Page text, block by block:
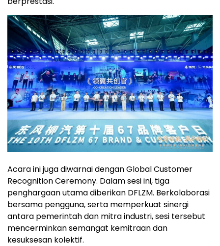
Acara ini juga diwarnai dengan Global Customer
Recognition Ceremony. Dalam sesi ini, tiga
penghargaan utama diberikan DFLZM. Berkolaborasi
bersama pengguna, serta memperkuat sinergi
antara pemerintah dan mitra industri, sesi tersebut
mencerminkan semangat kemitraan dan
kesuksesan kolektif.